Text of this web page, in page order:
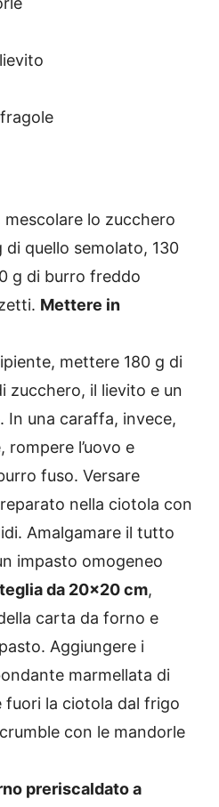
mescolare lo zucchero
di quello semolato, 130
g di burro freddo
Mettere in
mettere 180 g di
zucchero, il lievito e un
In una caraffa, invece,
rompere l’uovo e
fuso. Versare
nella ciotola con
Amalgamare il tutto
impasto omogeneo
teglia da 20×20 cm,
carta da forno e
Aggiungere i
marmellata di
fuori la ciotola dal frigo
con le mandorle
preriscaldato a